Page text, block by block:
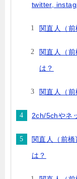
twitter,
関直人（
関直人（
は？
関直人（
2ch/5chやネ
関直人（前
は？